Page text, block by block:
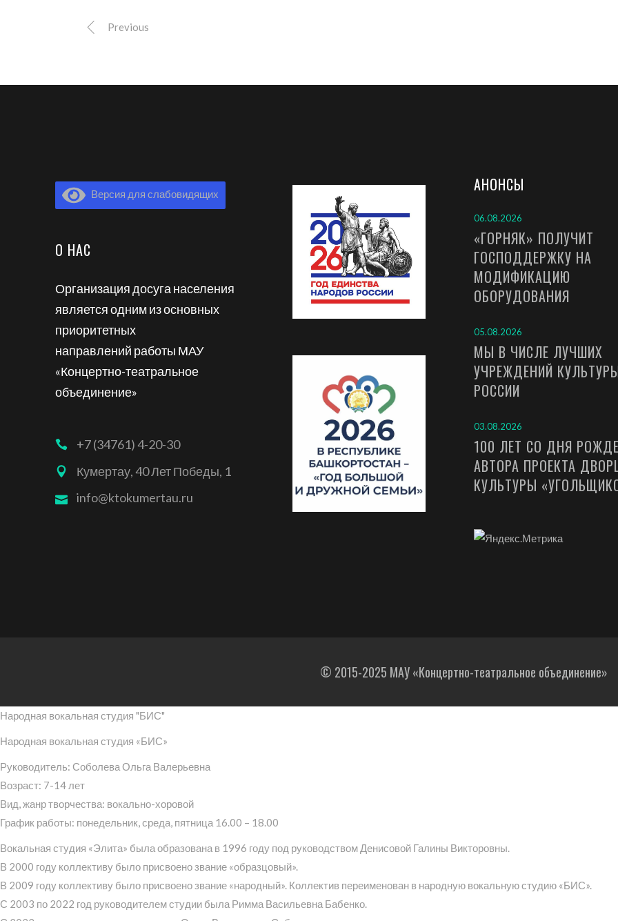
Previous
Версия для слабовидящих
О НАС
Организация досуга населения
является одним из основных
приоритетных
направлений работы МАУ
«Концертно-театральное
объединение»
+7 (34761) 4-20-30
Кумертау, 40 Лет Победы, 1
info@ktokumertau.ru
АНОНСЫ
06.08.2026
«ГОРНЯК» ПОЛУЧИТ
ГОСПОДДЕРЖКУ НА
МОДИФИКАЦИЮ
ОБОРУДОВАНИЯ
05.08.2026
МЫ В ЧИСЛЕ ЛУЧШИХ
УЧРЕЖДЕНИЙ
РОССИИ
03.08.2026
100 ЛЕТ СО ДНЯ
АВТОРА ПРОЕКТА
КУЛЬТУРЫ
© 2015-2025 МАУ «Концертно-театральное объединение»
Народная вокальная студия "БИС"
Народная вокальная студия «БИС»
Руководитель: Соболева Ольга Валерьевна
Возраст: 7-14 лет
Вид, жанр творчества: вокально-хоровой
График работы: понедельник, среда, пятница 16.00 – 18.00
Вокальная студия «Элита» была образована в 1996 году под руководством Денисовой Галины Викторовны.
В 2000 году коллективу было присвоено звание «образцовый».
В 2009 году коллективу было присвоено звание «народный». Коллектив переименован в народную вокальную студию «БИС».
С 2003 по 2022 год руководителем студии была Римма Васильевна Бабенко.